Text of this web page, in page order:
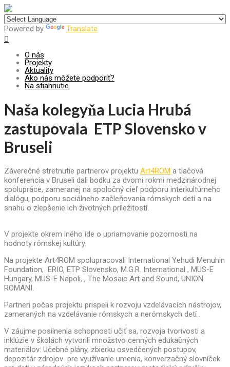
Powered by Translate
O nás
Projekty
Aktuality
Ako nás môžete podporiť?
Na stiahnutie
Naša kolegyňa Lucia Hrubá
zastupovala ETP Slovensko v
Bruseli
Záverečné stretnutie partnerov projektu Art4ROM a tlačová
konferencia v Bruseli dali bodku za dvomi rokmi medzinárodnej
spolupráce, zameranej na spoločný cieľ podporu interkultúrneho
dialógu, podporu sociálneho začleňovania rómskych detí a na
snahu o zlepšenie ich životných príležitostí.
V projekte okrem iného ide o upriamovanie pozornosti na
hodnoty rómskej kultúry.
Na projekte Art4ROM spolupracovali International Yehudi Menuhin
Foundation, ERIO, ETP Slovensko, M.G.R. International , MUS-E
Hungary, MUS-E Napoli, , The Mosaic Art and Sound, UNION
ROMANI.
Partneri počas projektu prispeli k rozvoju vzdelávacích nástrojov,
zameraných na vzdelávanie rómskych a nerómskych detí .
V záujme posilnenia schopnosti učiť sa, rozvoja tvorivosti a
inklúzie v školách vytvorili množstvo cenných edukačných
materiálov: Učebné plány, zbierku osvedčených postupov,
depozitár zdrojov pre využívanie umenia, konverzačný slovníček